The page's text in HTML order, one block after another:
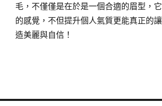
毛，不僅僅是在於是一個合適的眉型，
的感覺，不但提升個人氣質更能真正的
造美麗與自信！